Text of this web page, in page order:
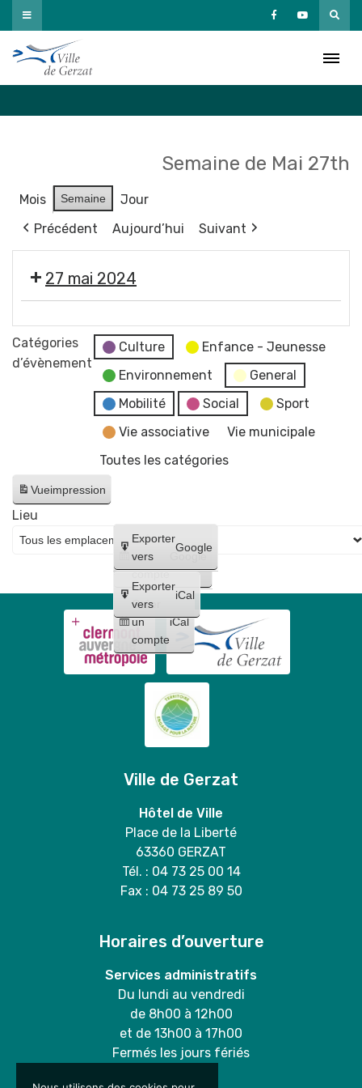
Passer
au
contenu
Semaine de Mai 27th
Mois Semaine
Jour
Précédent
Aujourd’hui Suivant
27 mai 2024
France
Services
Catégories
d’évènement
Culture
Enfance - Jeunesse
Environnement
General
Mobilité
Social
Sport
Vie associative
Vie municipale
Toutes les catégories
Vueimpression
Créer
un
compte
Google
Créer
un
compte
iCal
Exporter
vers
Google
Exporter
vers
iCal
Lieu
Ville de Gerzat
Hôtel de Ville
Place de la Liberté
63360 GERZAT
Tél. : 04 73 25 00 14
Fax : 04 73 25 89 50
Horaires d’ouverture
Services administratifs
Du lundi au vendredi
de 8h00 à 12h00
et de 13h00 à 17h00
Fermés les jours fériés